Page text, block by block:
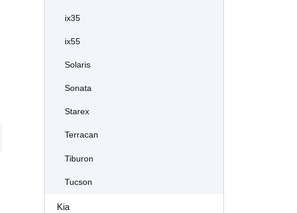
ix35
ix55
Solaris
Sonata
Starex
Terracan
Tiburon
Tucson
Kia